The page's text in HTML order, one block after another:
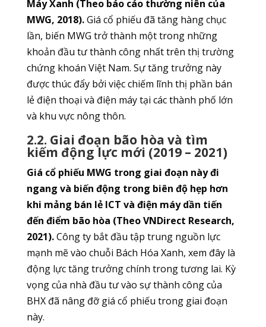
Máy Xanh (Theo báo cáo thường niên của
MWG, 2018).Giá cổ phiếu đã tăng hàng chục
lần, biến MWG trở thành một trong những
khoản đầu tư thành công nhất trên thị trường
chứng khoán Việt Nam. Sự tăng trưởng này
được thúc đẩy bởi việc chiếm lĩnh thị phần bán
lẻ điện thoại và điện máy tại các thành phố lớn
và khu vực nông thôn.
2.2. Giai đoạn bão hòa và tìm
kiếm động lực mới (2019 – 2021)
Giá cổ phiếu MWG trong giai đoạn này đi
ngang và biến động trong biên độ hẹp hơn
khi mảng bán lẻ ICT và điện máy dần tiến
đến điểm bão hòa (Theo VNDirect Research,
2021).Công ty bắt đầu tập trung nguồn lực
mạnh mẽ vào chuỗi Bách Hóa Xanh, xem đây là
động lực tăng trưởng chính trong tương lai. Kỳ
vọng của nhà đầu tư vào sự thành công của
BHX đã nâng đỡ giá cổ phiếu trong giai đoạn
này.